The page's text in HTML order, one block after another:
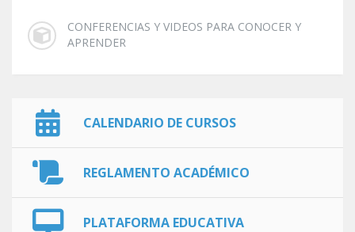
CONFERENCIAS Y VIDEOS PARA CONOCER Y
APRENDER
CALENDARIO DE CURSOS
REGLAMENTO ACADÉMICO
PLATAFORMA EDUCATIVA